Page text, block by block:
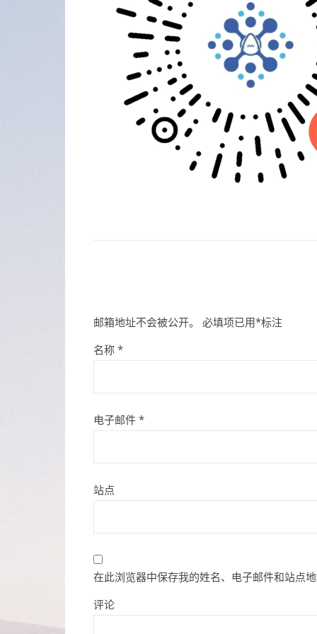
邮箱地址不会被公开。 必填项已用*标注
名称 *
电子邮件 *
站点
在此浏览器中保存我的姓名、电子邮件和站点
评论